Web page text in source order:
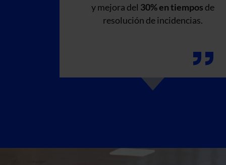
y mejora del 30% en tiempos de
resolución de incidencias.